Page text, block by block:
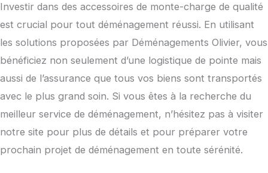
Investir dans des accessoires de monte-charge de qualité
est crucial pour tout déménagement réussi. En utilisant
les solutions proposées par Déménagements Olivier, vous
bénéficiez non seulement d’une logistique de pointe mais
aussi de l’assurance que tous vos biens sont transportés
avec le plus grand soin. Si vous êtes à la recherche du
meilleur service de déménagement, n’hésitez pas à visiter
notre site pour plus de détails et pour préparer votre
prochain projet de déménagement en toute sérénité.